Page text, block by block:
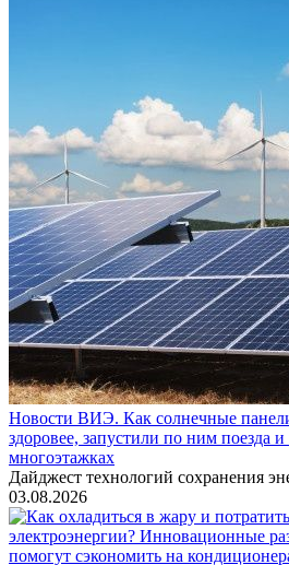
Новости ВИЭ. Как солнечные
здоровее, запустили по ним поезда
многоэтажках
Дайджест технологий сохранения
03.08.2026